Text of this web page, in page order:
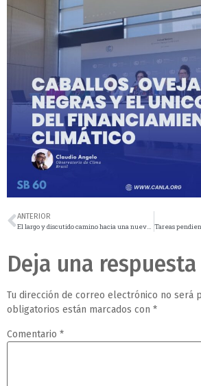
ANTERIOR
El largo y discutido camino hacia una nueva meta colectiva y global de financiamiento
Deja una respuesta
Tu dirección de correo electrónico no será
obligatorios están marcados con *
Comentario *